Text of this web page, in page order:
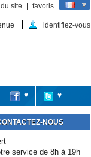
site favoris
identifiez-vous
♥ ♥
NOUS
service de 8h à 19h